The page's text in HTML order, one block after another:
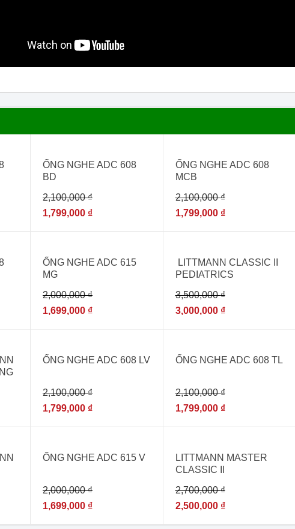
ỐNG NGHE ADC 608
BD
2,100,000₫
1,799,000 ₫
ỐNG NGHE ADC 608
MCB
2,100,000₫
1,799,000 ₫
ỐNG NGHE ADC 615
MG
2,000,000₫
1,699,000 ₫
LITTMANN CLASSIC II
PEDIATRICS
3,500,000₫
3,000,000 ₫
ỐNG NGHE ADC 608 LV
2,100,000₫
1,799,000 ₫
ỐNG NGHE ADC 608 TL
2,100,000₫
1,799,000 ₫
ỐNG NGHE ADC 615 V
2,000,000₫
1,699,000 ₫
LITTMANN MASTER
CLASSIC II
2630
2,700,000₫
2,500,000 ₫